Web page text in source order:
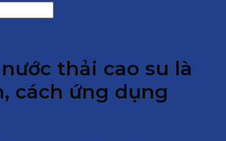
thải cao su là
cách ứng dụng